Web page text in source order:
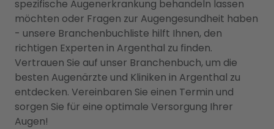
spezifische Augenerkrankung behandeln lassen
möchten oder Fragen zur Augengesundheit haben
- unsere Branchenbuchliste hilft Ihnen, den
richtigen Experten in Argenthal zu finden.
Vertrauen Sie auf unser Branchenbuch, um die
besten Augenärzte und Kliniken in Argenthal zu
entdecken. Vereinbaren Sie einen Termin und
sorgen Sie für eine optimale Versorgung Ihrer
Augen!